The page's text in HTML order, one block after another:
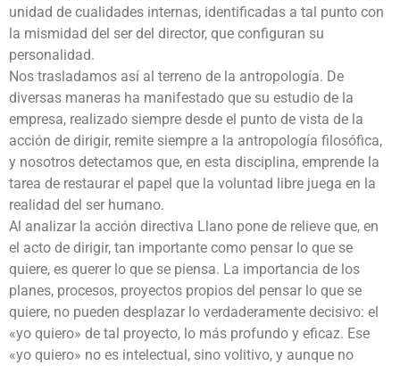
unidad de cualidades internas, identificadas a tal punto con
la mismidad del ser del director, que configuran su
personalidad.
Nos trasladamos así al terreno de la antropología. De
diversas maneras ha manifestado que su estudio de la
empresa, realizado siempre desde el punto de vista de la
acción de dirigir, remite siempre a la antropología filosófica,
y nosotros detectamos que, en esta disciplina, emprende la
tarea de restaurar el papel que la voluntad libre juega en la
realidad del ser humano.
Al analizar la acción directiva Llano pone de relieve que, en
el acto de dirigir, tan importante como pensar lo que se
quiere, es querer lo que se piensa. La importancia de los
planes, procesos, proyectos propios del pensar lo que se
quiere, no pueden desplazar lo verdaderamente decisivo: el
«yo quiero» de tal proyecto, lo más profundo y eficaz. Ese
«yo quiero» no es intelectual, sino volitivo, y aunque no